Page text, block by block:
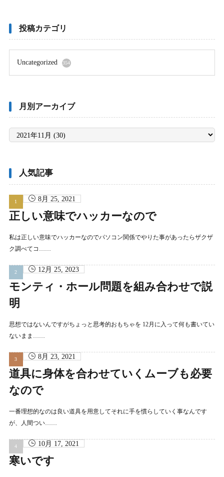
投稿カテゴリ
Uncategorized 354
月別アーカイブ
月
ア
ブ
人気記事
8月 25, 2021
正しい意味でハッカーなので
私は正しい意味でハッカーなのでパソコン関係でやりた事があったらザクザ
ク調べてコ……
12月 25, 2023
モンティ・ホール問題を組み合わせで説
明
思想ではないんですがちょっと思考的おもちゃを 12月に入って何も書いてい
ないまま……
8月 23, 2021
道具に身体を合わせていくムーブも必要
なので
一番理想的なのは良い道具を用意してそれに手を慣らしていく事なんです
が、人間つい……
10月 17, 2021
寒いです